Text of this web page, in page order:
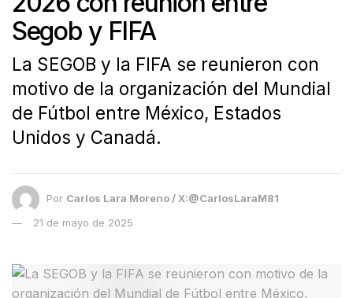
Segob y FIFA
La SEGOB y la FIFA se reunieron con
motivo de la organización del Mundial
de Fútbol entre México, Estados
Unidos y Canadá.
Por Carlos Lara Moreno / X:@CarlosLaraM81
21 de mayo de 2025